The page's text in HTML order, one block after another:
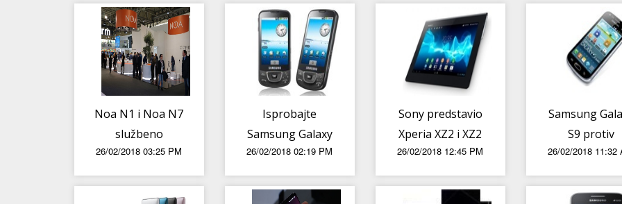
Noa N1 i Noa N7
službeno
predstavljeni na
MWC-u u
Barceloni
26/02/2018 03:25 PM
Isprobajte
Samsung Galaxy
S9/S9+ u
zagrebačkom
Arena Centru
26/02/2018 02:19 PM
Sony predstavio
Xperia XZ2 i XZ2
Compact
flagshipe
26/02/2018 12:45 PM
Samsung
S9 protiv
iPhonea X -
Sličnosti i
26/02/2018 11:32